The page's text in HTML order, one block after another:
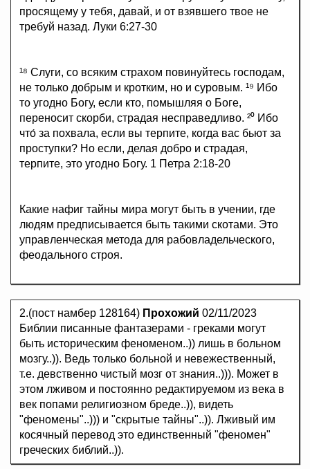
просящему у тебя, давай, и от взявшего твое не
требуй назад. Луки 6:27-30
¹⁸ Слуги, со всяким страхом повинуйтесь господам,
не только добрым и кротким, но и суровым. ¹⁹ Ибо
то угодно Богу, если кто, помышляя о Боге,
переносит скорби, страдая несправедливо. ²⁰ Ибо
что́ за похвала, если вы терпите, когда вас бьют за
проступки? Но если, делая добро и страдая,
терпите, это угодно Богу. 1 Петра 2:18-20
Какие нафиг тайны мира могут быть в учении, где
людям предписывается быть такими скотами. Это
управленческая метода для рабовладельческого,
феодального строя.
2.(пост намбер 128164) Прохожий 02/11/2023
Библии писанные фантазерами - греками могут
быть историческим феноменом..)) лишь в больном
мозгу..)). Ведь только больной и невежественный,
т.е. девственно чистый мозг от знания..))). Может в
этом лживом и постоянно редактируемом из века в
век попами религиозном бреде..)), видеть
"феномены"..))) и "скрытые тайны"..)). Лживый им
косячный перевод это единственный "феномен"
греческих библий..)).